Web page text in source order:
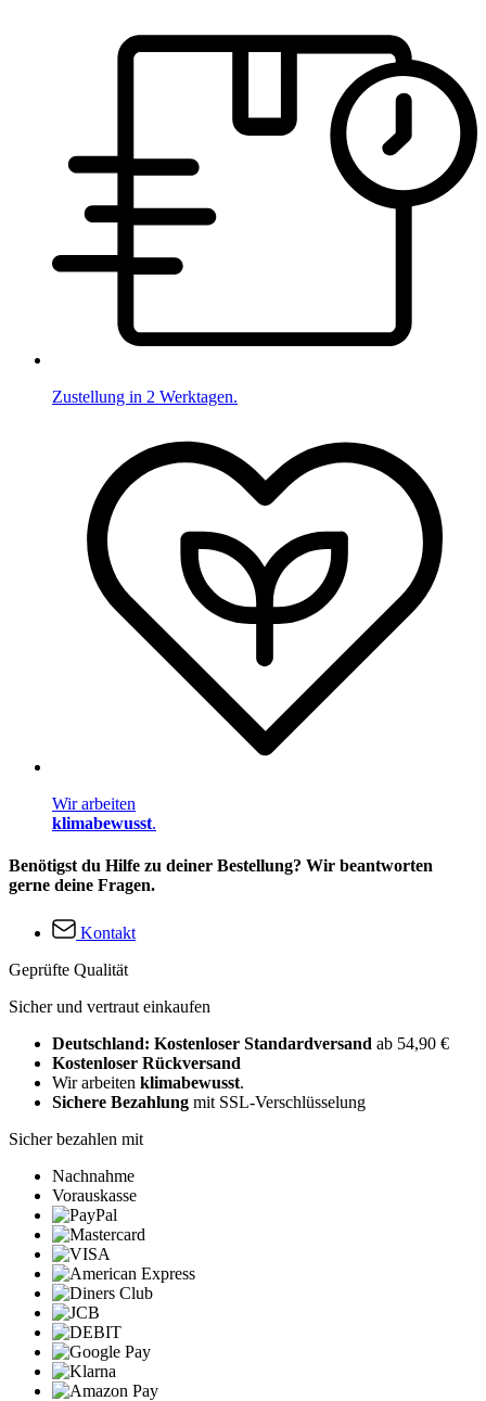
Zustellung in 2 Werktagen.
Wir arbeiten
klimabewusst.
Benötigst du Hilfe zu deiner Bestellung? Wir beantworten
gerne deine Fragen.
Kontakt
Geprüfte Qualität
Sicher und vertraut einkaufen
Deutschland: Kostenloser Standardversand ab 54,90 €
Kostenloser Rückversand
Wir arbeiten klimabewusst.
Sichere Bezahlung mit SSL-Verschlüsselung
Sicher bezahlen mit
Nachnahme
Vorauskasse